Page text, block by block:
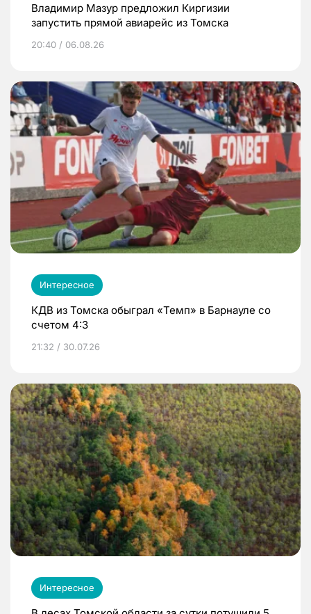
Владимир Мазур предложил Киргизии
запустить прямой авиарейс из Томска
20:40 / 06.08.26
Интересное
КДВ из Томска обыграл «Темп» в Барнауле со
счетом 4:3
21:32 / 30.07.26
Интересное